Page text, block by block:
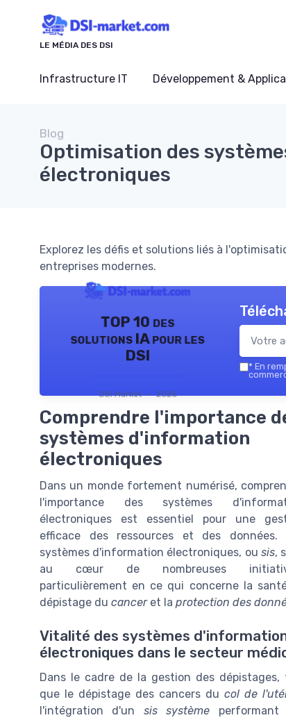
LE MÉDIA DES DSI
Infrastructure IT Développement &
Blog
Optimisation des
électroniques
Explorez les défis et solutions liés à
entreprises modernes.
TOP 10 des
solutions IA pour les
DSI
DSI Market — 2026
* En
Comprendre l'importance
systèmes d'information
électroniques
Dans un monde fortement numérisé,
l'importance des systèmes
électroniques est essentiel pour une
efficace des ressources et des données.
systèmes d'information électroniques, ou sis,
au cœur de nombreuses
particulièrement en ce qui concerne la
dépistage du canceret la protection des
Vitalité des systèmes
électroniques dans le secteur
Dans le cadre de la gestion des dépistages,
que le dépistage des cancers du col de
l'intégration d'un sis système performant